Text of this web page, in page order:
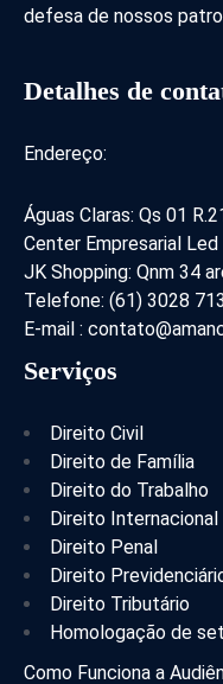
defesa de nossos
Detalhes de
Endereço:
Águas Claras: Qs 01
Center Empresarial Led
JK Shopping: Qnm 34
Telefone: (61) 3028
E-mail :
Serviços
Direito Civil
Direito de Família
Direito do Trabalho
Direito Internacional
Direito Penal
Direito
Direito Tributário
Homologação de
Como Funciona a